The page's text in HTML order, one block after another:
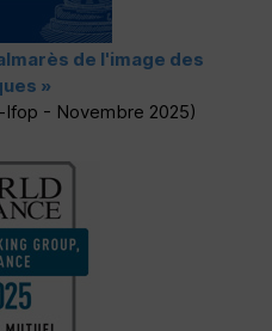
de l'image des
»
- Novembre 2025)